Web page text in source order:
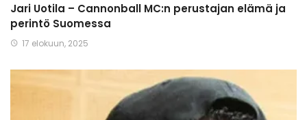
Jari Uotila – Cannonball MC:n perustajan elämä ja
perintö Suomessa
17 elokuun, 2025